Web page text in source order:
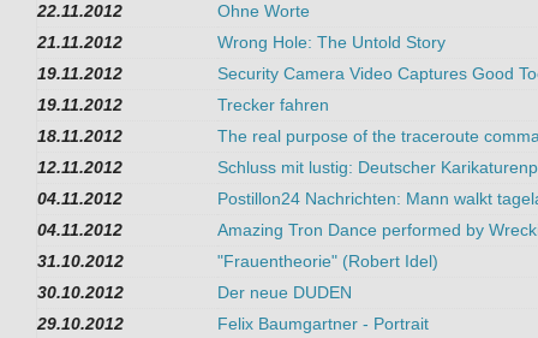
22.11.2012
Ohne Worte
21.11.2012
Wrong Hole: The Untold Story
19.11.2012
Security Camera Video Captures Good
19.11.2012
Trecker fahren
18.11.2012
The real purpose of the traceroute
12.11.2012
Schluss mit lustig: Deutscher
04.11.2012
Postillon24 Nachrichten: Mann walkt
04.11.2012
Amazing Tron Dance performed by
31.10.2012
"Frauentheorie" (Robert Idel)
30.10.2012
Der neue DUDEN
29.10.2012
Felix Baumgartner - Portrait